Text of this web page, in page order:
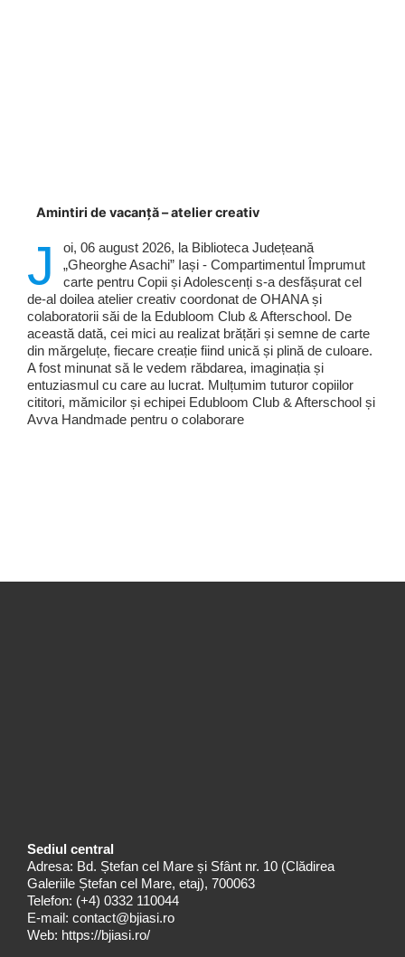
Amintiri de vacanță – atelier creativ
J
oi, 06 august 2026, la Biblioteca Județeană
„Gheorghe Asachi” Iași - Compartimentul Împrumut
carte pentru Copii și Adolescenți s-a desfășurat cel
de-al doilea atelier creativ coordonat de OHANA și
colaboratorii săi de la Edubloom Club & Afterschool. De
această dată, cei mici au realizat brățări și semne de carte
din mărgeluțe, fiecare creație fiind unică și plină de culoare.
A fost minunat să le vedem răbdarea, imaginația și
entuziasmul cu care au lucrat. Mulțumim tuturor copiilor
cititori, mămicilor și echipei Edubloom Club & Afterschool și
Avva Handmade pentru o colaborare
Sediul central
Adresa: Bd. Ștefan cel Mare și Sfânt nr. 10 (Clădirea
Galeriile Ștefan cel Mare, etaj), 700063
Telefon: (+4) 0332 110044
E-mail: contact@bjiasi.ro
Web: https://bjiasi.ro/